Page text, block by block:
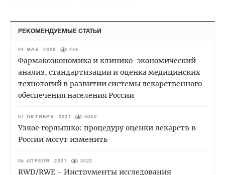
РЕКОМЕНДУЕМЫЕ СТАТЬИ
04 МАЯ 2026 448
Фармакоэкономика и клинико-экономический
анализ, стандартизации и оценка медицинских
технологий в развитии системы лекарственного
обеспечения населения России
07 ОКТЯБРЯ 2021 3080
Узкое горлышко: процедуру оценки лекарств в
России могут изменить
08 АПРЕЛЯ 2021 3422
RWD/RWE - Инструменты исследования